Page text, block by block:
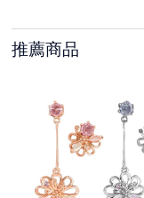
推薦商品